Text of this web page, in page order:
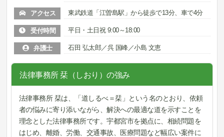
アクセス 東武鉄道「江曽島駅」から徒歩で13分、車で4分
受付時間 平日・土日祝 9:00～18:00
弁護士 石田 弘太郎／呉 国峰／小島 文恵
法律事務所 栞（しおり）の強み
法律事務所 栞は、「道しるべ＝栞」という名のとおり、依頼
者の悩みに寄り添いながら、解決への最適な道を示すことを
理念とした法律事務所です。宇都宮市を拠点に、相続問題を
はじめ、離婚、労働、交通事故、医療問題など幅広い案件に